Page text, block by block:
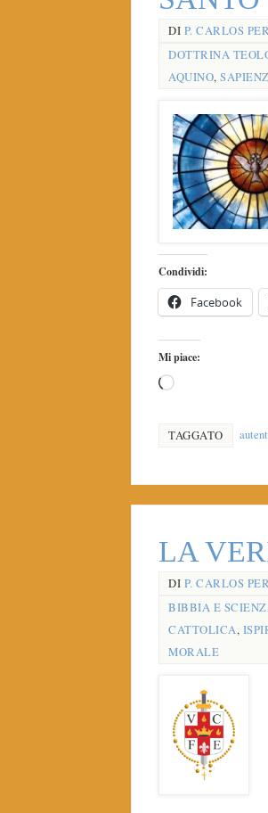
DI P. CARLOS
DOTTRINA
AQUINO,
Condividi:
Facebook
Mi piace:
TAGGATO
LA
DI P. CARLOS
BIBBIA E
CATTOLICA,
MORALE